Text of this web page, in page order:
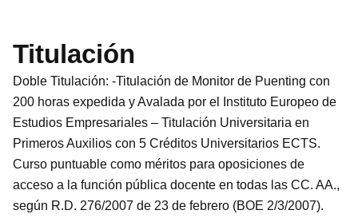
Titulación
Doble Titulación: -Titulación de Monitor de Puenting con
200 horas expedida y Avalada por el Instituto Europeo de
Estudios Empresariales – Titulación Universitaria en
Primeros Auxilios con 5 Créditos Universitarios ECTS.
Curso puntuable como méritos para oposiciones de
acceso a la función pública docente en todas las CC. AA.,
según R.D. 276/2007 de 23 de febrero (BOE 2/3/2007).